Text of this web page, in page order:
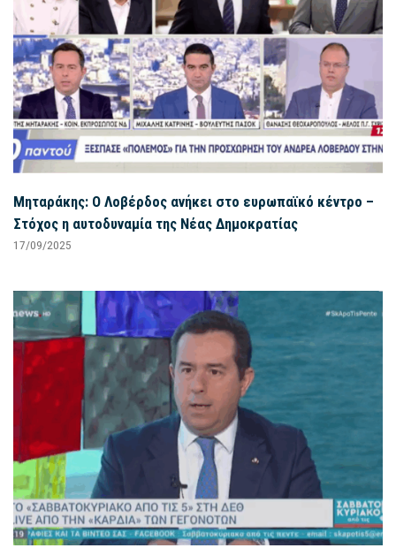
Μηταράκης: Ο Λοβέρδος ανήκει στο ευρωπαϊκό κέντρο –
Στόχος η αυτοδυναμία της Νέας Δημοκρατίας
17/09/2025